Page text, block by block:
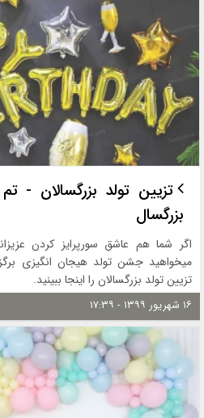
تزیین تولد بزرگسالان -
بزرگسال
اگر شما هم عاشق سورپرایز کردن
میخواهید جشن تولد هیجان انگیزی
تزیین تولد بزرگسالان را اینجا ببینید.
۱۶ شهریور ۱۳۹۹ - ۱۷:۳۹